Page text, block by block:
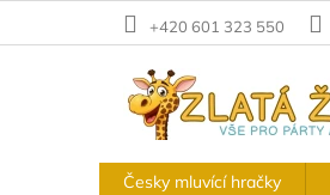
+420 601 323 550
Česky mluvící hračky